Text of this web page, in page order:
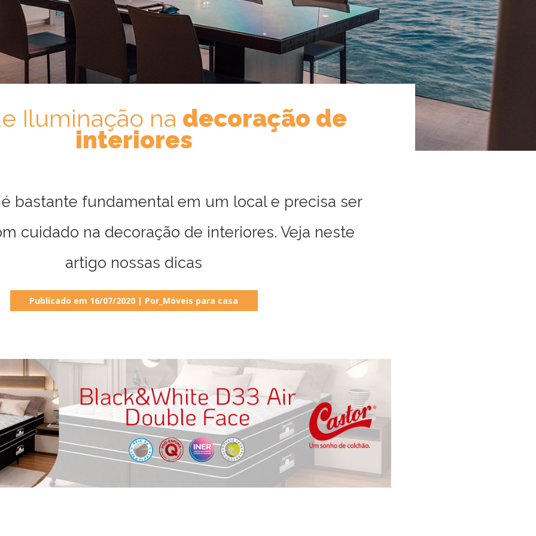
Iluminação na decoração de
interiores
bastante fundamental em um local e precisa ser
cuidado na decoração de interiores. Veja neste
artigo nossas dicas
Publicado em 16/07/2020 | Por_Móveis para casa